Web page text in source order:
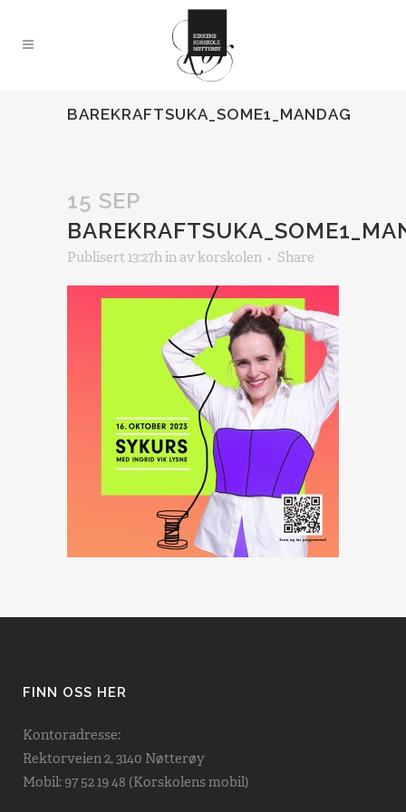
BAREKRAFTSUKA_SOME1_MANDAG
15 SEP
Publisert 13:27hin avkorskolen Share
FINN OSS HER
Kontoradresse:
Rektorveien 2, 3140 Nøtterøy
Mobil: 97 52 19 48 (Korskolens mobil)